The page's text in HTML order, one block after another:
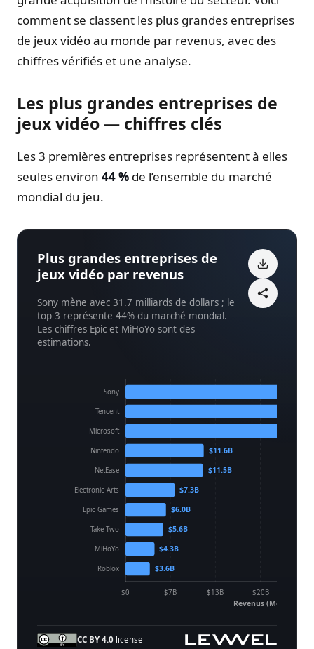
comment se classent les plus grandes entreprises
de jeux vidéo au monde par revenus, avec des
chiffres vérifiés et une analyse.
Les plus grandes entreprises de
jeux vidéo — chiffres clés
Les 3 premières entreprises représentent à elles
seules environ 44 % de l’ensemble du marché
mondial du jeu.
Plus grandes entreprises de
jeux vidéo par revenus
Sony mène avec 31.7 milliards de dollars ; le
top 3 représente 44% du marché mondial.
Les chiffres Epic et MiHoYo sont des
estimations.
$0 $7B $13B $20B
Revenus (Md$)
Sony
Tencent
Microsoft
Nintendo $11.6B
NetEase $11.5B
Electronic Arts $7.3B
Epic Games $6.0B
Take-Two $5.6B
MiHoYo $4.3B
Roblox $3.6B
CC BY 4.0 license